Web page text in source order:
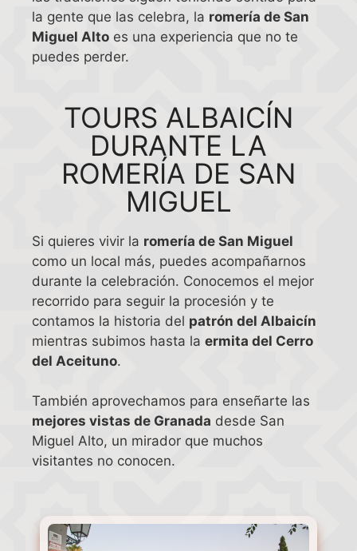
la gente que las celebra, la romería de San
Miguel Alto es una experiencia que no te
puedes perder.
TOURS ALBAICÍN
DURANTE LA
ROMERÍA DE SAN
MIGUEL
Si quieres vivir la romería de San Miguel
como un local más, puedes acompañarnos
durante la celebración. Conocemos el mejor
recorrido para seguir la procesión y te
contamos la historia del patrón del Albaicín
mientras subimos hasta la ermita del Cerro
del Aceituno.
También aprovechamos para enseñarte las
mejores vistas de Granada desde San
Miguel Alto, un mirador que muchos
visitantes no conocen.